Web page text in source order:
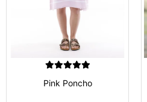
Pink Poncho